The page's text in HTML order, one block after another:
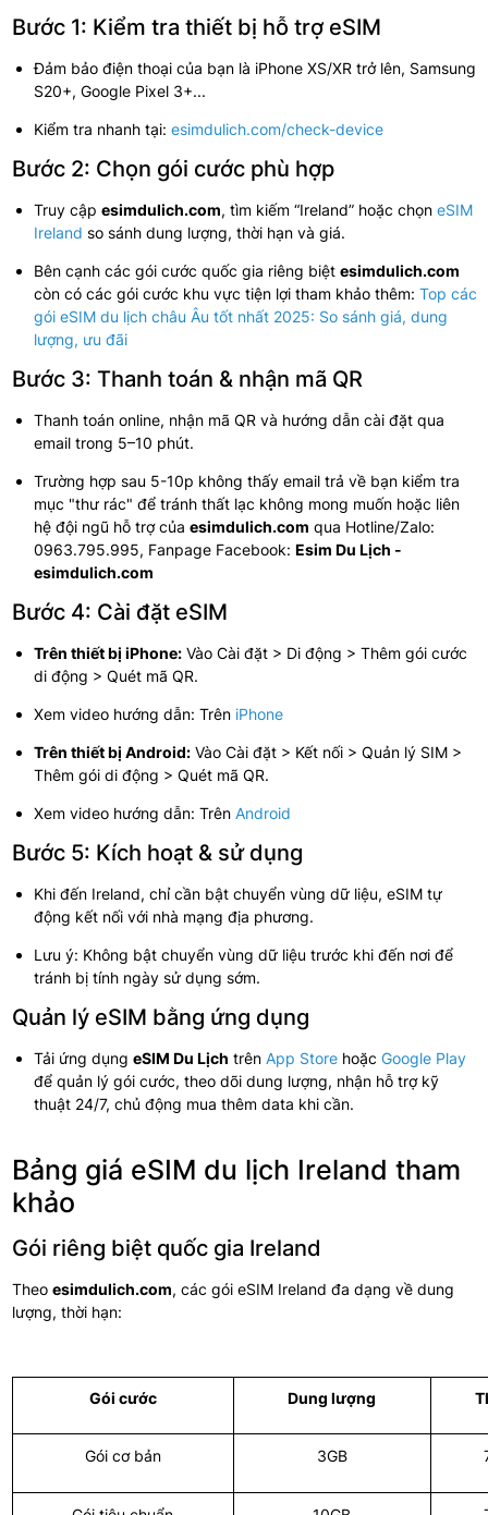
Bước 1: Kiểm tra thiết bị hỗ trợ eSIM
Đảm bảo điện thoại của bạn là iPhone XS/XR trở lên, Samsung
S20+, Google Pixel 3+...
Kiểm tra nhanh tại: esimdulich.com/check-device
Bước 2: Chọn gói cước phù hợp
Truy cập esimdulich.com, tìm kiếm “Ireland” hoặc chọneSIM
Ireland so sánh dung lượng, thời hạn và giá.
Bên cạnh các gói cước quốc gia riêng biệt esimdulich.com
còn có các gói cước khu vực tiện lợi tham khảo thêm: Top các
gói eSIM du lịch châu Âu tốt nhất 2025: So sánh giá, dung
lượng, ưu đãi
Bước 3: Thanh toán & nhận mã QR
Thanh toán online, nhận mã QR và hướng dẫn cài đặt qua
email trong 5–10 phút.
Trường hợp sau 5-10p không thấy email trả về bạn kiểm tra
mục "thư rác" để tránh thất lạc không mong muốn hoặc liên
hệ đội ngũ hỗ trợ của esimdulich.com qua Hotline/Zalo:
0963.795.995, Fanpage Facebook: Esim Du Lịch -
esimdulich.com
Bước 4: Cài đặt eSIM
Trên thiết bị iPhone:Vào Cài đặt > Di động > Thêm gói cước
di động > Quét mã QR.
Xem video hướng dẫn: Trên iPhone
Trên thiết bị Android:Vào Cài đặt > Kết nối > Quản lý SIM >
Thêm gói di động > Quét mã QR.
Xem video hướng dẫn: Trên Android
Bước 5: Kích hoạt & sử dụng
Khi đến Ireland, chỉ cần bật chuyển vùng dữ liệu, eSIM tự
động kết nối với nhà mạng địa phương.
Lưu ý: Không bật chuyển vùng dữ liệu trước khi đến nơi để
tránh bị tính ngày sử dụng sớm.
Quản lý eSIM bằng ứng dụng
Tải ứng dụng eSIM Du Lịch trên App Storehoặc Google Play
để quản lý gói cước, theo dõi dung lượng, nhận hỗ trợ kỹ
thuật 24/7, chủ động mua thêm data khi cần.
Bảng giá eSIM du lịch Ireland tham
khảo
Gói riêng biệt quốc gia Ireland
Theo esimdulich.com, các gói eSIM Ireland đa dạng về dung
lượng, thời hạn:
Gói cước Dung lượng
Gói cơ bản 3GB